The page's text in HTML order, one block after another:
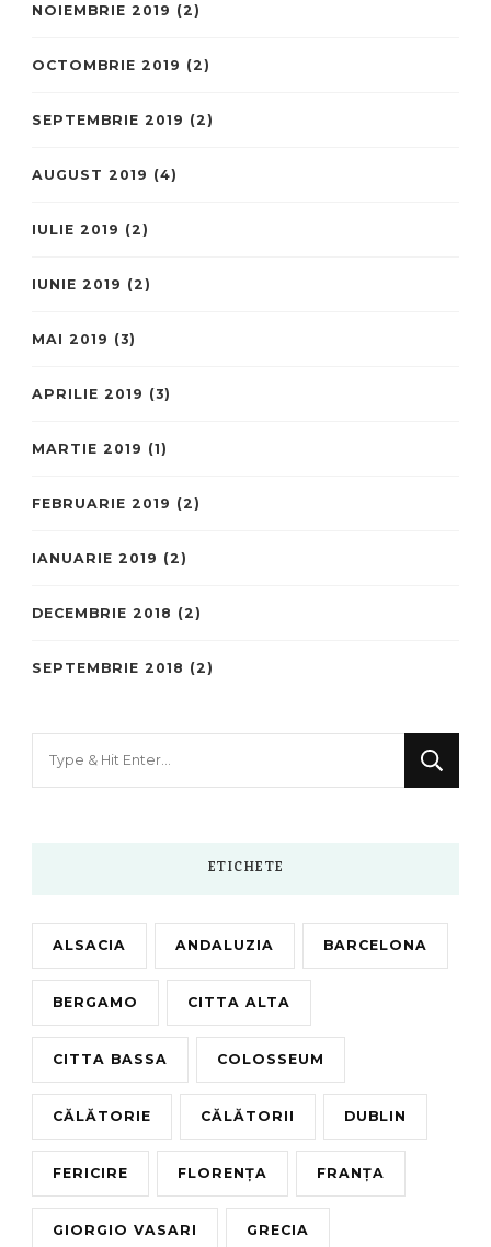
NOIEMBRIE 2019 (2)
OCTOMBRIE 2019 (2)
SEPTEMBRIE 2019 (2)
AUGUST 2019 (4)
IULIE 2019 (2)
IUNIE 2019 (2)
MAI 2019 (3)
APRILIE 2019 (3)
MARTIE 2019 (1)
FEBRUARIE 2019 (2)
IANUARIE 2019 (2)
DECEMBRIE 2018 (2)
SEPTEMBRIE 2018 (2)
ETICHETE
ALSACIA ANDALUZIA BARCELONA
BERGAMO CITTA ALTA
CITTA BASSA COLOSSEUM
CĂLĂTORIE CĂLĂTORII DUBLIN
FERICIRE FLORENȚA FRANȚA
GIORGIO VASARI GRECIA